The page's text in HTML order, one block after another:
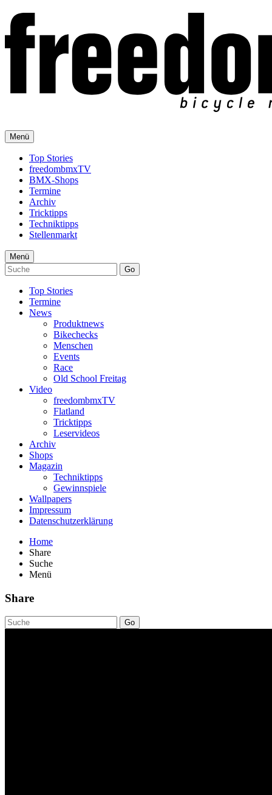
Menü
Top Stories
freedombmxTV
BMX-Shops
Termine
Archiv
Tricktipps
Techniktipps
Stellenmarkt
Menü
Go
Top Stories
Termine
News
Produktnews
Bikechecks
Menschen
Events
Race
Old School Freitag
Video
freedombmxTV
Flatland
Tricktipps
Leservideos
Archiv
Shops
Magazin
Techniktipps
Gewinnspiele
Wallpapers
Impressum
Datenschutzerklärung
Home
Share
Suche
Menü
Share
Go